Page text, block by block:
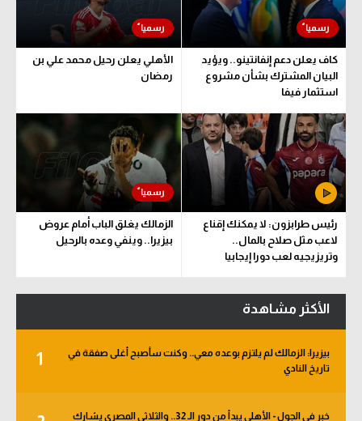
كاف يعلن دعم إنفانتينو.. ويؤيد
البيان المشترك بشأن مشروع
استثمار فيفا
الأهلي يعلن رحيل محمد علي بن
رمضان
رئيس طرابزون: لا يمكنك إقناع
لاعب مثل صلاح بالمال..
وتريزيجيه لعب دورا إيجابيا
الزمالك يغلق الباب أمام عروض
بيزيرا.. وينفي وعده بالرحيل
الأكثر مشاهدة
1
بيزيرا: الزمالك لم يلتزم بوعده معي.. وكنت سأصبح أغلى صفقة في
تاريخ النادي
خبر في الجول - الأهلي يبدأ من دور الـ 32.. والثلاثي المصري يشارك